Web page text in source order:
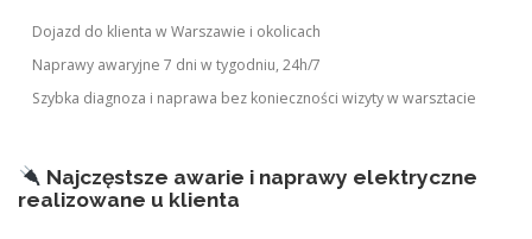
Dojazd do klienta w Warszawie i okolicach
Naprawy awaryjne 7 dni w tygodniu, 24h/7
Szybka diagnoza i naprawa bez konieczności wizyty w warsztacie
Najczęstsze awarie i naprawy elektryczne
realizowane u klienta